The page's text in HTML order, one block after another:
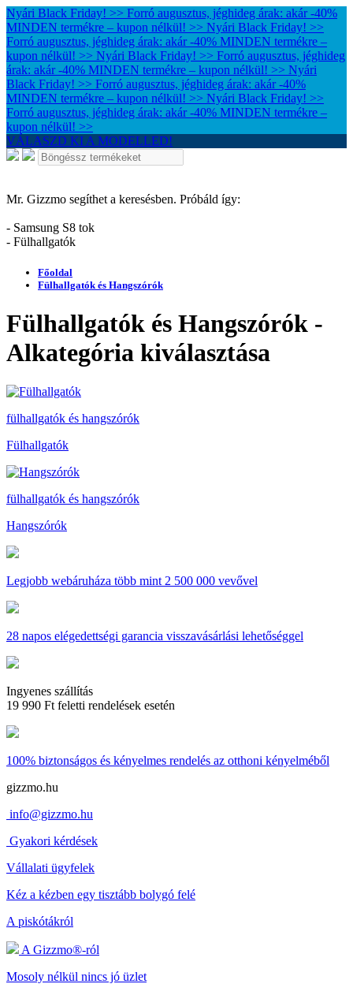
Nyári Black Friday! >> Forró augusztus, jéghideg árak: akár -40%
MINDEN termékre – kupon nélkül! >> Nyári Black Friday! >>
Forró augusztus, jéghideg árak: akár -40% MINDEN termékre –
kupon nélkül! >> Nyári Black Friday! >> Forró augusztus, jéghideg
árak: akár -40% MINDEN termékre – kupon nélkül! >> Nyári
Black Friday! >> Forró augusztus, jéghideg árak: akár -40%
MINDEN termékre – kupon nélkül! >> Nyári Black Friday! >>
Forró augusztus, jéghideg árak: akár -40% MINDEN termékre –
kupon nélkül! >>
VÁLASZD KI A MODELLED!
Mr. Gizzmo segíthet a keresésben. Próbáld így:
- Samsung S8 tok
- Fülhallgatók
Főoldal
Fülhallgatók és Hangszórók
Fülhallgatók és Hangszórók -
Alkategória kiválasztása
fülhallgatók és hangszórók
Fülhallgatók
fülhallgatók és hangszórók
Hangszórók
Legjobb webáruháza több mint 2 500 000 vevővel
28 napos elégedettségi garancia visszavásárlási lehetőséggel
Ingyenes szállítás
19 990 Ft feletti rendelések esetén
100% biztonságos és kényelmes rendelés az otthoni kényelméből
gizzmo.hu
info@gizzmo.hu
Gyakori kérdések
Vállalati ügyfelek
Kéz a kézben egy tisztább bolygó felé
A piskótákról
A Gizzmo®-ról
Mosoly nélkül nincs jó üzlet